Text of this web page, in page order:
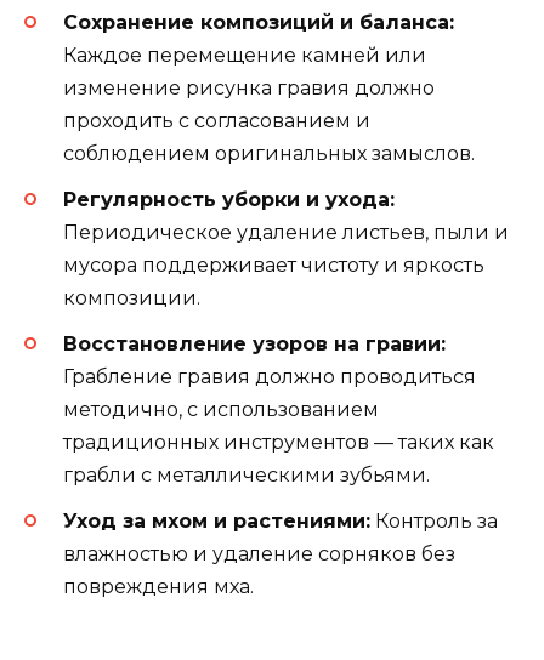
Сохранение композиций и баланса:
Каждое перемещение камней или
изменение рисунка гравия должно
проходить с согласованием и
соблюдением оригинальных замыслов.
Регулярность уборки и ухода:
Периодическое удаление листьев, пыли и
мусора поддерживает чистоту и яркость
композиции.
Восстановление узоров на гравии:
Грабление гравия должно проводиться
методично, с использованием
традиционных инструментов — таких как
грабли с металлическими зубьями.
Уход за мхом и растениями: Контроль за
влажностью и удаление сорняков без
повреждения мха.